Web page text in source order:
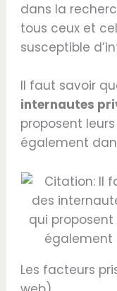
dans la
tous ceux et
susceptible
Il faut savoir
internautes
proposent
également
Les facteurs